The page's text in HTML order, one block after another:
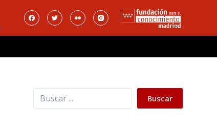
Buscar Buscar